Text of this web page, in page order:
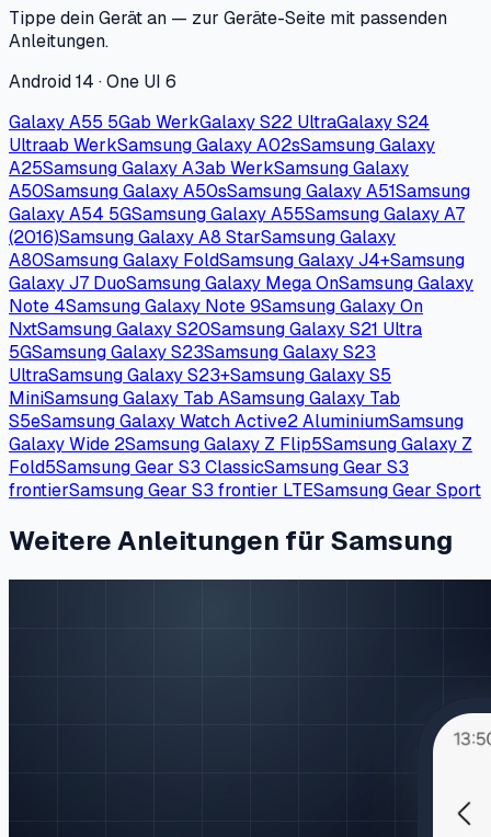
Tippe dein Gerät an — zur Geräte-Seite mit passenden
Anleitungen.
Android 14 · One UI 6
Galaxy A55 5Gab WerkGalaxy S22 UltraGalaxy S24
Ultraab WerkSamsung Galaxy A02sSamsung Galaxy
A25Samsung Galaxy A3ab WerkSamsung Galaxy
A50Samsung Galaxy A50sSamsung Galaxy A51Samsung
Galaxy A54 5GSamsung Galaxy A55Samsung Galaxy A7
(2016)Samsung Galaxy A8 StarSamsung Galaxy
A80Samsung Galaxy FoldSamsung Galaxy J4+Samsung
Galaxy J7 DuoSamsung Galaxy Mega OnSamsung Galaxy
Note 4Samsung Galaxy Note 9Samsung Galaxy On
NxtSamsung Galaxy S20Samsung Galaxy S21 Ultra
5GSamsung Galaxy S23Samsung Galaxy S23
UltraSamsung Galaxy S23+Samsung Galaxy S5
MiniSamsung Galaxy Tab ASamsung Galaxy Tab
S5eSamsung Galaxy Watch Active2 AluminiumSamsung
Galaxy Wide 2Samsung Galaxy Z Flip5Samsung Galaxy Z
Fold5Samsung Gear S3 ClassicSamsung Gear S3
frontierSamsung Gear S3 frontier LTESamsung Gear Sport
Weitere Anleitungen für Samsung